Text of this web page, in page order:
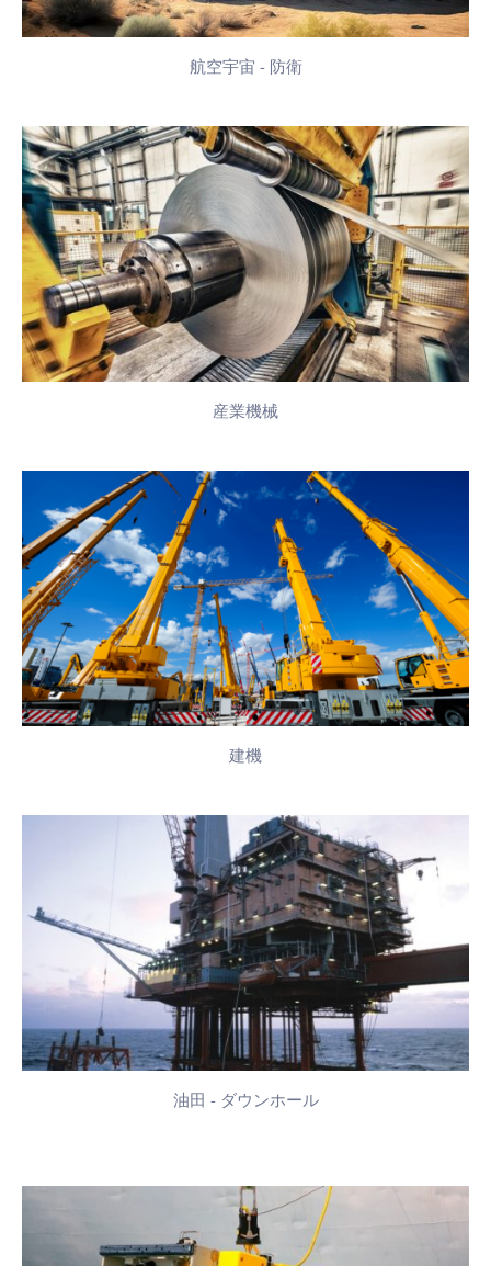
航空宇宙 - 防衛
産業機械
建機
油田 - ダウンホール